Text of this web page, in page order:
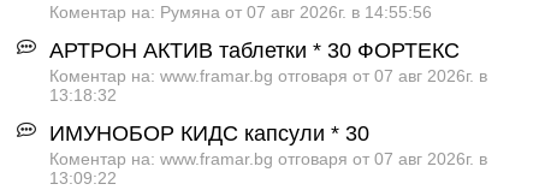
Коментар на: Румяна от 07 авг 2026г. в 14:55:56
АРТРОН АКТИВ таблетки * 30 ФОРТЕКС
Коментар на: www.framar.bg отговаря от 07 авг 2026г. в
13:18:32
ИМУНОБОР КИДС капсули * 30
Коментар на: www.framar.bg отговаря от 07 авг 2026г. в
13:09:22